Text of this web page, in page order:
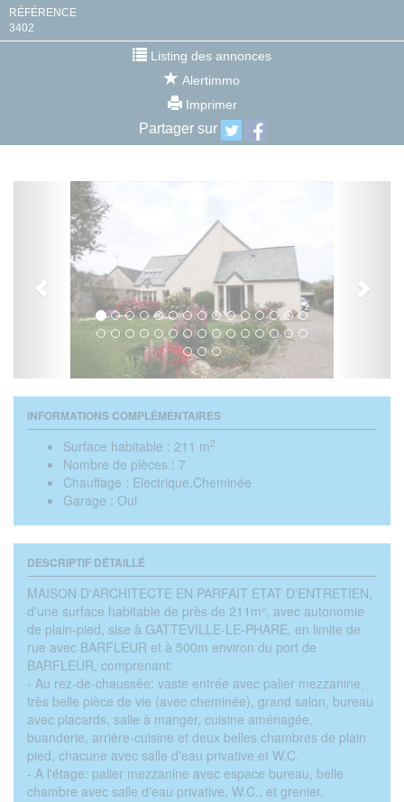
RÉFÉRENCE
3402
Listing des annonces
Alertimmo
Imprimer
Partager sur
Previous
INFORMATIONS COMPLÉMENTAIRES
Surface habitable : 211 m2
Nombre de pièces : 7
Chauffage : Electrique,Cheminée
Garage : Oui
DESCRIPTIF DÉTAILLÉ
MAISON D'ARCHITECTE EN PARFAIT ETAT D'ENTRETIEN,
d'une surface habitable de près de 211m², avec autonomie
de plain-pied, sise à GATTEVILLE-LE-PHARE, en limite de
rue avec BARFLEUR et à 500m environ du port de
BARFLEUR, comprenant:
- Au rez-de-chaussée: vaste entrée avec palier mezzanine,
très belle pièce de vie (avec cheminée), grand salon, bureau
avec placards, salle à manger, cuisine aménagée,
buanderie, arrière-cuisine et deux belles chambres de plain
pied, chacune avec salle d'eau privative et W.C.
- A l'étage: palier mezzanine avec espace bureau, belle
chambre avec salle d'eau privative, W.C., et grenier.